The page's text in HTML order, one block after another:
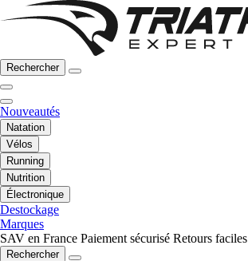
Rechercher
Nouveautés
Natation
Vélos
Running
Nutrition
Électronique
Destockage
Marques
SAV en France Paiement sécurisé Retours faciles
Rechercher